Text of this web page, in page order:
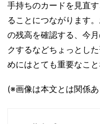
手持ちのカードを見直
ることにつながります
の残高を確認する、今
クするなどちょっとし
めにはとても重要なこと
(※画像は本文とは関係